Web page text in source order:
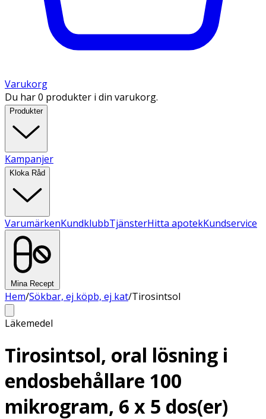
Varukorg
Du har 0 produkter i din varukorg.
Produkter
Kampanjer
Kloka Råd
VarumärkenKundklubbTjänsterHitta apotekKundservice
Mina Recept
Hem/Sökbar, ej köpb, ej kat/Tirosintsol
Läkemedel
Tirosintsol, oral lösning i
endosbehållare 100
mikrogram, 6 x 5 dos(er)